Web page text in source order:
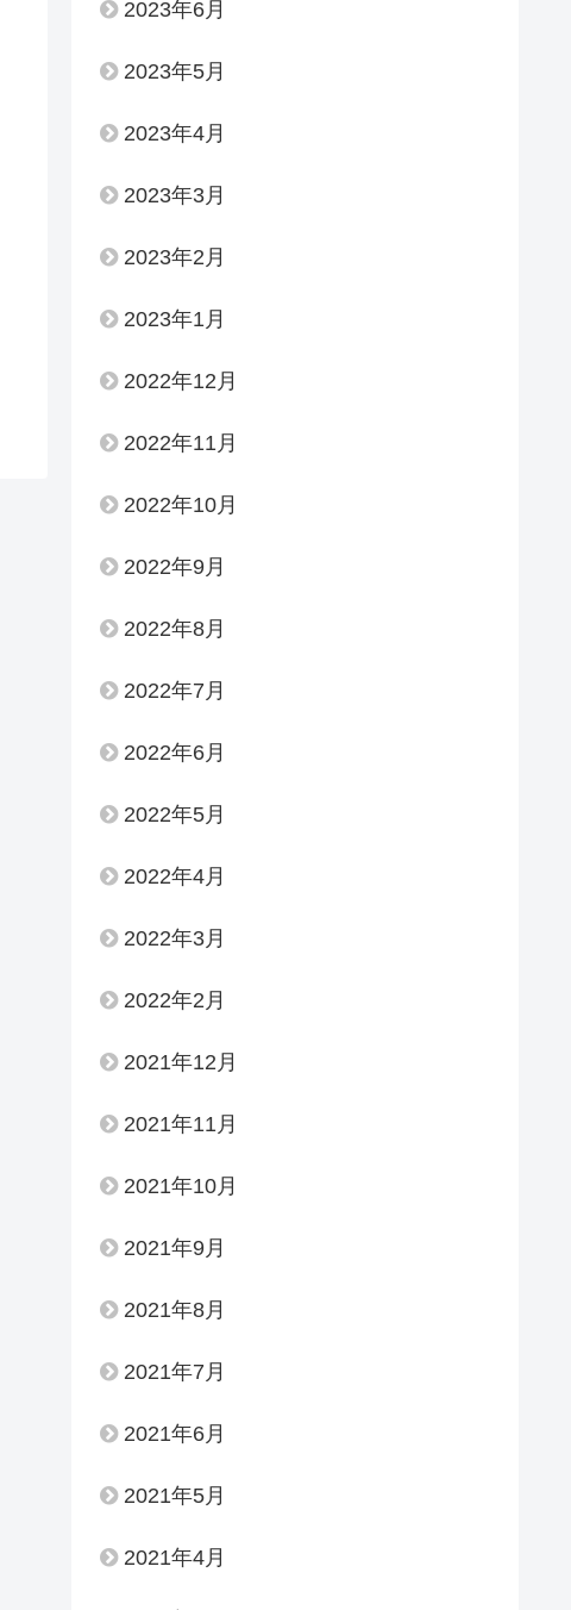
2023年6月
2023年5月
2023年4月
2023年3月
2023年2月
2023年1月
2022年12月
2022年11月
2022年10月
2022年9月
2022年8月
2022年7月
2022年6月
2022年5月
2022年4月
2022年3月
2022年2月
2021年12月
2021年11月
2021年10月
2021年9月
2021年8月
2021年7月
2021年6月
2021年5月
2021年4月